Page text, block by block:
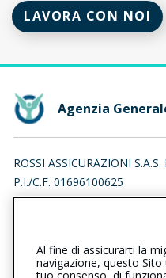
LAVORA CON NOI
Agenzia
ROSSI ASSICURAZIONI
P.I./C.F. 01696100625
VIA BELLAVISTA 1/A, 82029
0824984971
Al fine di assicurarti la
navigazione, questo